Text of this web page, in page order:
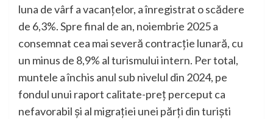
luna de vârf a vacanțelor, a înregistrat o scădere
de 6,3%. Spre final de an, noiembrie 2025 a
consemnat cea mai severă contracție lunară, cu
un minus de 8,9% al turismului intern. Per total,
muntele a închis anul sub nivelul din 2024, pe
fondul unui raport calitate-preț perceput ca
nefavorabil și al migrației unei părți din turiști